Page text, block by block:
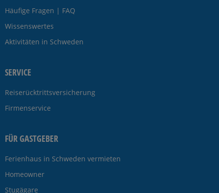
Häufige Fragen | FAQ
Wissenswertes
Aktivitäten in Schweden
SERVICE
Reiserücktrittsversicherung
Firmenservice
FÜR GASTGEBER
Ferienhaus in Schweden vermieten
Homeowner
Stugägare